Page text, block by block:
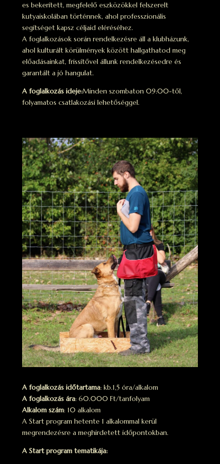
es bekerített, megfelelő eszközökkel felszerelt
kutyaiskolában történnek, ahol professzionális
segítséget kapsz céljaid eléréséhez.
A foglalkozások során rendelkezésre áll a klubházunk,
ahol kulturált körülmények között hallgathatod meg
előadásainkat, frissítővel állunk rendelkezésedre és
garantált a jó hangulat.
A foglalkozás ideje:Minden szombaton 09:00-től,
folyamatos csatlakozási lehetőséggel.
A foglalkozás időtartama: kb.1,5 óra/alkalom
A foglalkozás ára: 60.000 Ft/tanfolyam
Alkalom szám: 10 alkalom
A Start program hetente 1 alkalommal kerül
megrendezésre a meghirdetett időpontokban.
A Start program tematikája: